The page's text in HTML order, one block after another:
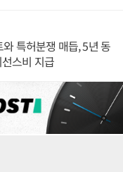
특허분쟁 매듭, 5년 동
스비 지급